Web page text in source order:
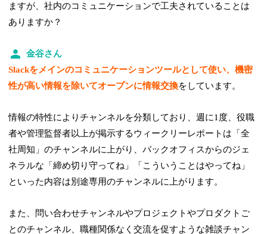
ますが、社内のコミュニケーションで工夫されていることは
ありますか？
金谷さん
Slackをメインのコミュニケーションツールとして使い、機密
性が高い情報を除いてオープンに情報交換をしています。
情報の特性によりチャンネルを分類しており、週に1度、役職
者や管理監督者以上が掲示するウィークリーレポートは「全
社周知」のチャンネルに上がり、バックオフィスからのジェ
ネラルな「締め切り守ってね」「こういうことはやってね」
といった内容は別途専用のチャンネルに上がります。
また、問い合わせチャンネルやプロジェクトやプロダクトご
とのチャンネル、職種関係なく交流を促すような雑談チャン